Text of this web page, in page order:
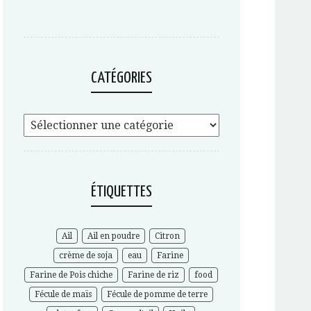
CATÉGORIES
ÉTIQUETTES
Ail Ail en poudre
Citron
crème de soja
eau
Farine
Farine de Pois chiche
Farine de riz
food
Fécule de maïs
Fécule de pomme de terre